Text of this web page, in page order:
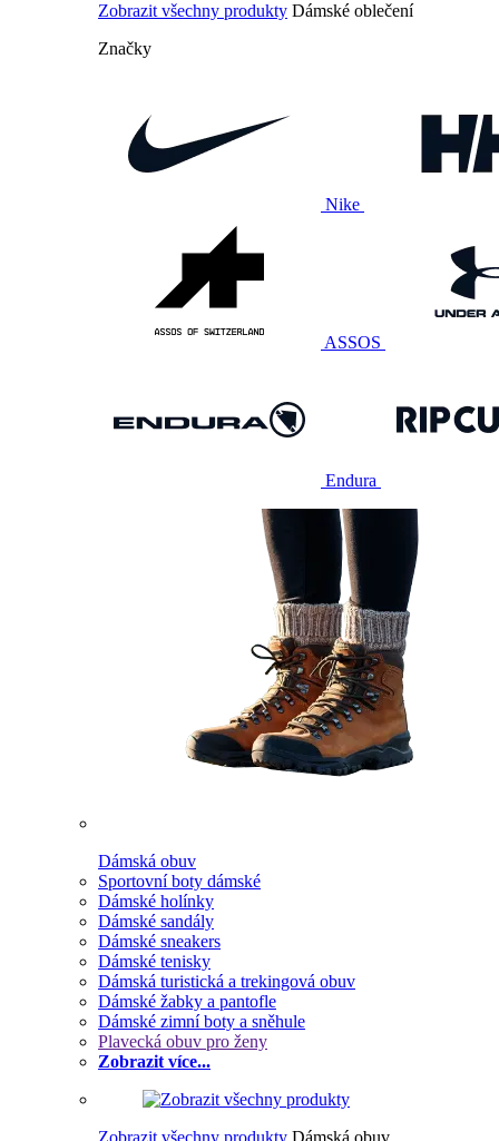
Zobrazit všechny produkty Dámské oblečení
Značky
Nike
ASSOS
Endura
Dámská obuv
Sportovní boty dámské
Dámské holínky
Dámské sandály
Dámské sneakers
Dámské tenisky
Dámská turistická a trekingová obuv
Dámské žabky a pantofle
Dámské zimní boty a sněhule
Plavecká obuv pro ženy
Zobrazit více...
Zobrazit všechny produkty Dámská obuv